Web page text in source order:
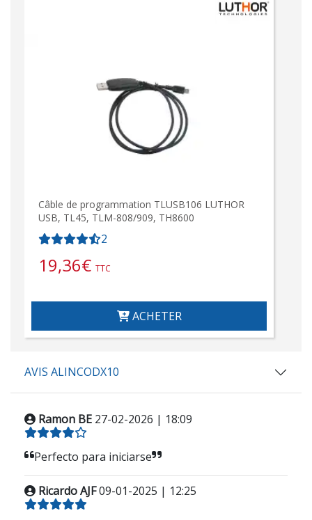
Câble de programmation TLUSB106 LUTHOR
USB, TL45, TLM-808/909, TH8600
2
19,36€ TTC
ACHETER
AVIS ALINCODX10
Ramon BE 27-02-2026 | 18:09
Perfecto para iniciarse
Ricardo AJF09-01-2025 | 12:25